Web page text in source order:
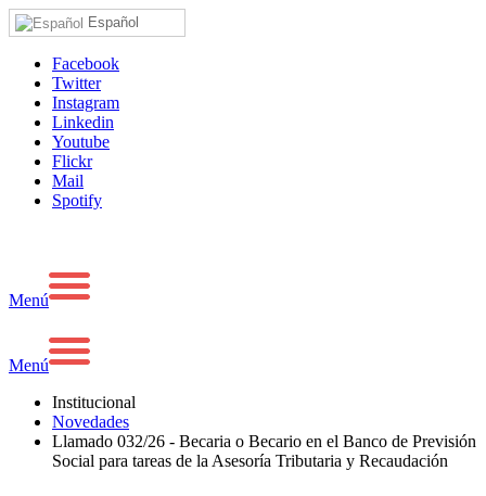
Español
Facebook
Twitter
Instagram
Linkedin
Youtube
Flickr
Mail
Spotify
Menú
Menú
Institucional
Novedades
Llamado 032/26 - Becaria o Becario en el Banco de Previsión
Social para tareas de la Asesoría Tributaria y Recaudación